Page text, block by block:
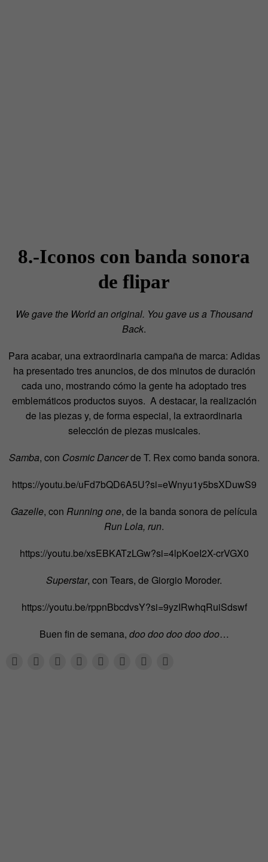
8.-Iconos con banda sonora
de flipar
We gave the World an original. You gave us a Thousand
Back.
Para acabar, una extraordinaria campaña de marca: Adidas
ha presentado tres anuncios, de dos minutos de duración
cada uno, mostrando cómo la gente ha adoptado tres
emblemáticos productos suyos. A destacar, la realización
de las piezas y, de forma especial, la extraordinaria
selección de piezas musicales.
Samba, con Cosmic Dancerde T. Rex como banda sonora.
https://youtu.be/uFd7bQD6A5U?si=eWnyu1y5bsXDuwS9
Gazelle, con Running one, de la banda sonora de película
Run Lola, run.
https://youtu.be/xsEBKATzLGw?si=4lpKoeI2X-crVGX0
Superstar, con Tears, de Giorgio Moroder.
https://youtu.be/rppnBbcdvsY?si=9yzIRwhqRuiSdswf
Buen fin de semana, doo doo doo doo doo…